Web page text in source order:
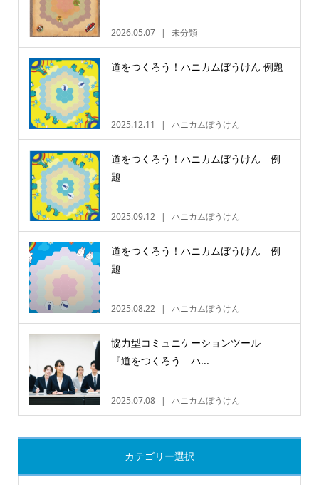
2026.05.07 未分類
道をつくろう！ハニカムぼうけん 例題
2025.12.11 ハニカムぼうけん
道をつくろう！ハニカムぼうけん 例
題
2025.09.12 ハニカムぼうけん
道をつくろう！ハニカムぼうけん 例
題
2025.08.22 ハニカムぼうけん
協力型コミュニケーションツール
『道をつくろう ハ...
2025.07.08 ハニカムぼうけん
カテゴリー選択